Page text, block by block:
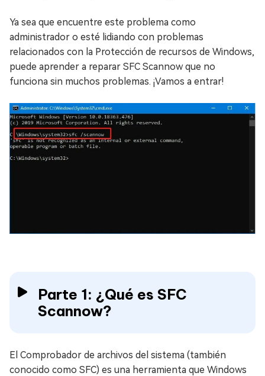
Ya sea que encuentre este problema como
administrador o esté lidiando con problemas
relacionados con la Protección de recursos de Windows,
puede aprender a reparar SFC Scannow que no
funciona sin muchos problemas. ¡Vamos a entrar!
Parte 1: ¿Qué es SFC
Scannow?
El Comprobador de archivos del sistema (también
conocido como SFC) es una herramienta que Windows